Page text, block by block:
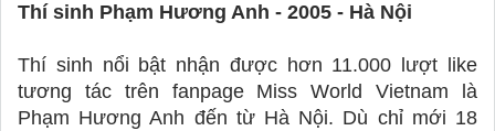
Thí sinh Phạm Hương Anh - 2005 - Hà Nội
Thí sinh nổi bật nhận được hơn 11.000 lượt like
tương tác trên fanpage Miss World Vietnam là
Phạm Hương Anh đến từ Hà Nội. Dù chỉ mới 18